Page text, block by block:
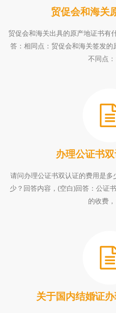
贸促会和海关
贸促会和海关出具的原产地证书有
答：相同点：贸促会和海关签发的
不同点
办理公证书
请问办理公证书双认证的费用是
少？回答内容，(空白)回答：公证
的收费
关于国内结婚证